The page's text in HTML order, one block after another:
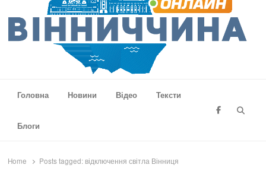
Головна
Новини Відео Тексти
Блоги
Home Posts tagged: відключення світла Вінниця